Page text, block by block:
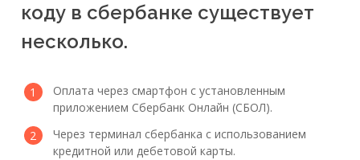
коду в сбербанке существует
несколько.
Оплата через смартфон с установленным
приложением Сбербанк Онлайн (СБОЛ).
Через терминал сбербанка с использованием
кредитной или дебетовой карты.